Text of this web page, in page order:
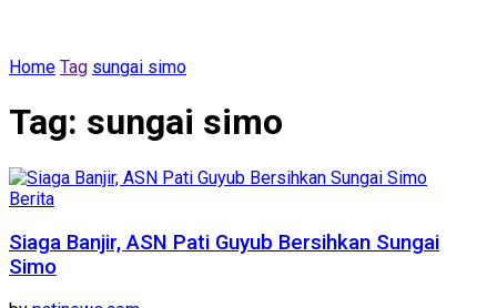
Home Tag sungai simo
Tag: sungai simo
Berita
Siaga Banjir, ASN Pati Guyub Bersihkan Sungai
Simo